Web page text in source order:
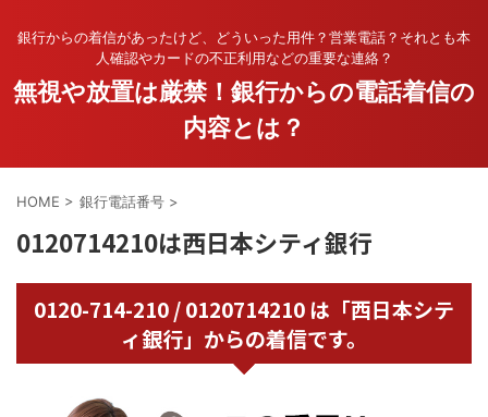
銀行からの着信があったけど、どういった用件？営業電話？それとも本
人確認やカードの不正利用などの重要な連絡？
無視や放置は厳禁！銀行からの電話着信の
内容とは？
HOME > 銀行電話番号 >
0120714210は西日本シティ銀行
0120-714-210 / 0120714210 は「西日本シテ
ィ銀行」からの着信です。